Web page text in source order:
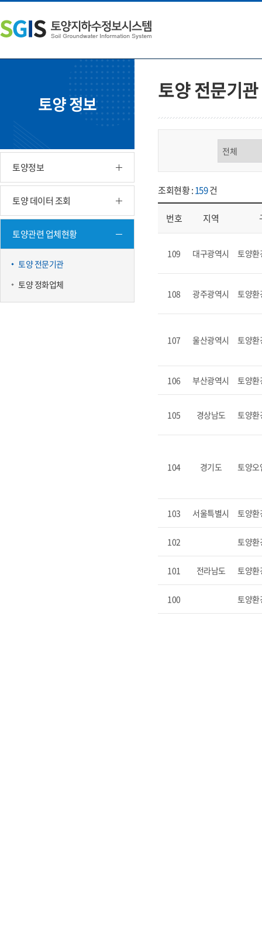
문
내
용
쪽
메
뉴
단
주
소
토양 정보
토양정보
토양 데이터 조회
토양관련 업체현황
토양 전문기관
토양 정화업체
토양 전문기관
조회현황 :159건
번호 지역
109 대구광역시 토양환
108 광주광역시 토양환
107 울산광역시 토양환
106 부산광역시 토양환
105 경상남도 토양환
104 경기도 토양오
103 서울특별시 토양환
102 토양환
101 전라남도 토양환
100 토양환